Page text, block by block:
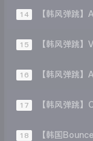
14
15 【韩风弹跳
16 【韩风弹跳
17
18